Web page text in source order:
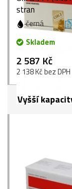
stran
černá
Skladem
2 587 Kč
2 138 Kč bez DPH
Vyšší